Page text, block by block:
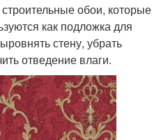
обои, которые
как подложка для
стену, убрать
отведение влаги.